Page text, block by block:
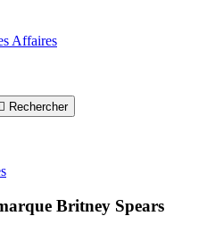
Affaires
 Rechercher
Britney Spears